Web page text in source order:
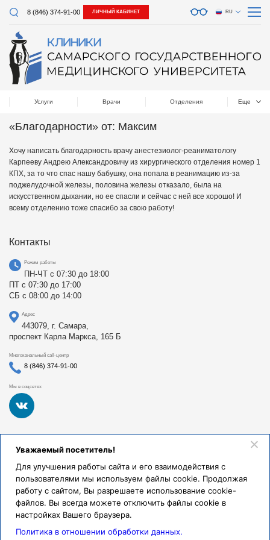
8 (846) 374-91-00 ЛИЧНЫЙ КАБИНЕТ RU
Услуги Врачи Отделения Еще
«Благодарности» от: Максим
Хочу написать благодарность врачу анестезиолог-реаниматологу
Карпееву Андрею Александровичу из хирургического отделения номер 1
КПХ, за то что спас нашу бабушку, она попала в реанимацию из-за
поджелудочной железы, половина железы отказало, была на
искусственном дыхании, но ее спасли и сейчас с ней все хорошо! И
всему отделению тоже спасибо за свою работу!
Контакты
Режим работы
ПН-ЧТ с 07:30 до 18:00
ПТ с 07:30 до 17:00
СБ с 08:00 до 14:00
Адрес
443079, г. Самара,
проспект Карла Маркса, 165 Б
Многоканальный call-центр
8 (846) 374-91-00
Мы в соцсетях
Федеральное государственное бюджетное образовательное
учреждение высшего образования «Самарский
здравоохранения Российской Федерации». Клиники СамГМУ
были основаны в 1930 году.
Реквизиты и правовая информация
Политика обработки персональных данных
© Клиники СамГМУ, 2026.
Уважаемый посетитель!
Для улучшения работы сайта и его взаимодействия с
пользователями мы используем файлы cookie. Продолжая
работу с сайтом, Вы разрешаете использование cookie-
файлов. Вы всегда можете отключить файлы cookie в
настройках Вашего браузера.
Политика в отношении обработки данных.